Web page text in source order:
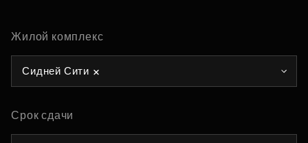
Жилой комплекс
Сидней Сити
Срок сдачи